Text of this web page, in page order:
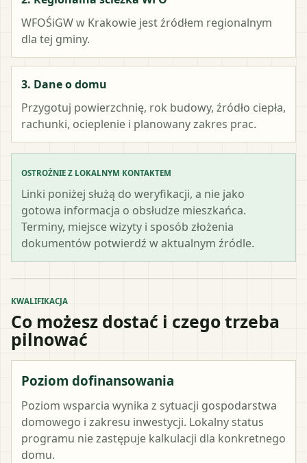
WFOŚiGW w Krakowie jest źródłem regionalnym
dla tej gminy.
3. Dane o domu
Przygotuj powierzchnię, rok budowy, źródło ciepła,
rachunki, ocieplenie i planowany zakres prac.
OSTROŻNIE Z LOKALNYM KONTAKTEM
Linki poniżej służą do weryfikacji, a nie jako
gotowa informacja o obsłudze mieszkańca.
Terminy, miejsce wizyty i sposób złożenia
dokumentów potwierdź w aktualnym źródle.
KWALIFIKACJA
Co możesz dostać i czego trzeba
pilnować
Poziom dofinansowania
Poziom wsparcia wynika z sytuacji gospodarstwa
domowego i zakresu inwestycji. Lokalny status
programu nie zastępuje kalkulacji dla konkretnego
domu.